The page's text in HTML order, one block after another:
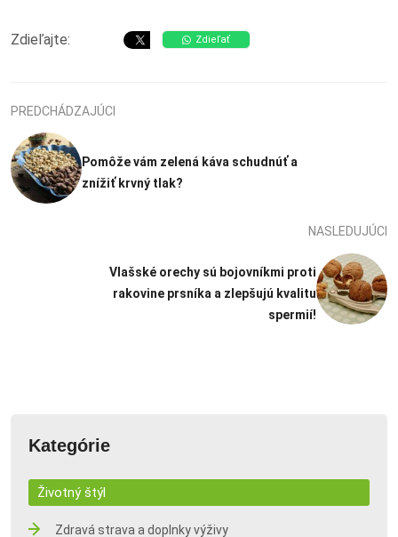
Zdieľajte: Zdieľať
PREDCHÁDZAJÚCI
Pomôže vám zelená káva schudnúť a
znížiť krvný tlak?
NASLEDUJÚCI
Vlašské orechy sú bojovníkmi proti
rakovine prsníka a zlepšujú kvalitu
spermií!
Kategórie
Životný štýl
Zdravá strava a doplnky výživy